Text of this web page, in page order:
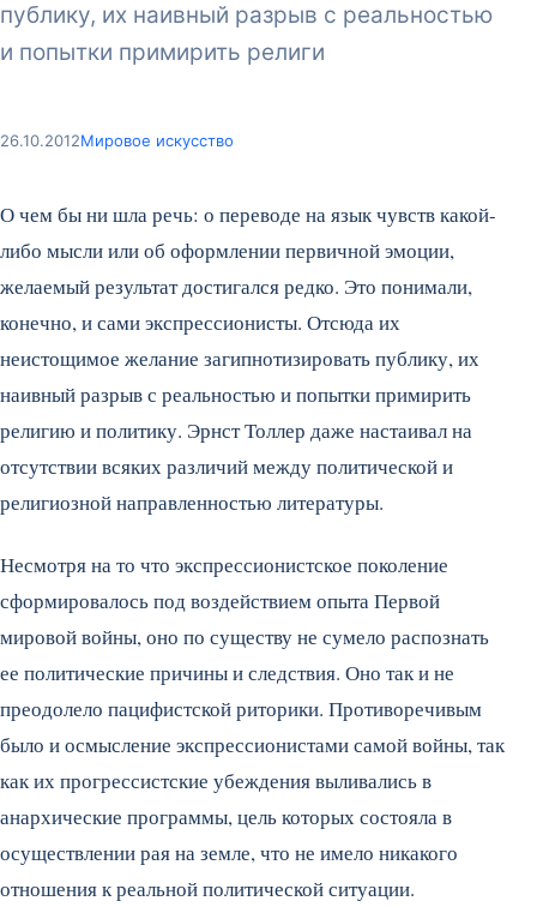
публику, их наивный разрыв с реальностью
и попытки примирить религи
26.10.2012Мировое искусство
О чем бы ни шла речь: о переводе на язык чувств какой-
либо мысли или об оформлении первичной эмоции,
желаемый результат достигался редко. Это понимали,
конечно, и сами экспрессионисты. Отсюда их
неистощимое желание загипнотизировать публику, их
наивный разрыв с реальностью и попытки примирить
религию и политику. Эрнст Толлер даже настаивал на
отсутствии всяких различий между политической и
религиозной направленностью литературы.
Несмотря на то что экспрессионистское поколение
сформировалось под воздействием опыта Первой
мировой войны, оно по существу не сумело распознать
ее политические причины и следствия. Оно так и не
преодолело пацифистской риторики. Противоречивым
было и осмысление экспрессионистами самой войны, так
как их прогрессистские убеждения выливались в
анархические программы, цель которых состояла в
осуществлении рая на земле, что не имело никакого
отношения к реальной политической ситуации.